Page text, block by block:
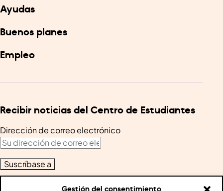
Gestión del consentimiento
Ayudas
Buenos planes
Empleo
Recibir noticias del Centro de Estudiantes
Dirección de correo electrónico